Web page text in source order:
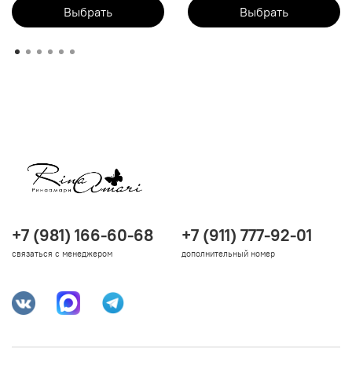
Выбрать Выбрать
+7 (981) 166-60-68
связаться с менеджером
+7 (911) 777-92-01
дополнительный номер